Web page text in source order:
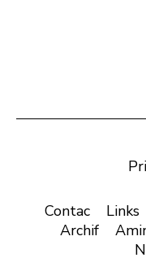
Contac Links
Archif